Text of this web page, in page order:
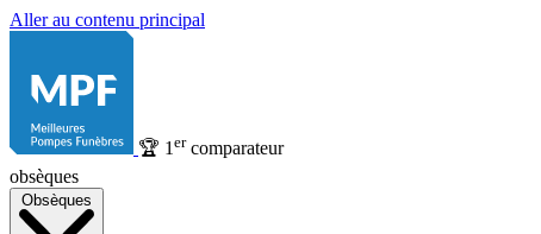
Aller au contenu principal
🏆 1 ercomparateur
obsèques
Obsèques